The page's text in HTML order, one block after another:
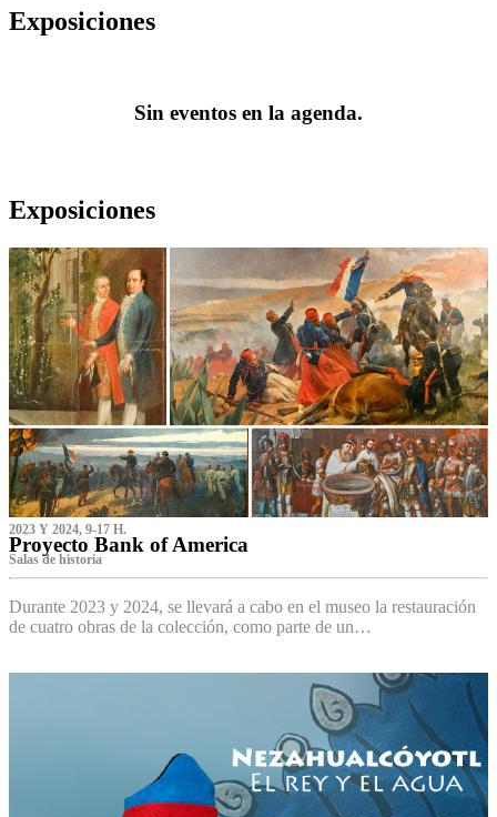
Exposiciones
Sin eventos en la agenda.
Exposiciones
2023 Y 2024, 9-17 H.
Proyecto Bank of America
S‌alas de historia
Durante 2023 y 2024, se llevará a cabo en el museo la restauración
de cuatro obras de la colección, como parte de un…